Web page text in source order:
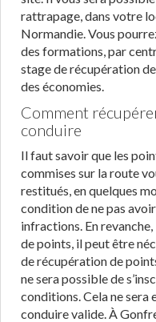
rattrapage, dans votre
Normandie. Vous
des formations, par
stage de récupération
des économies.
Comment
conduire
Il faut savoir que les
commises sur la route
restitués, en quelques
condition de ne pas
infractions. En
de points, il peut être
de récupération de
ne sera possible de
conditions. Cela ne sera
conduire valide. À